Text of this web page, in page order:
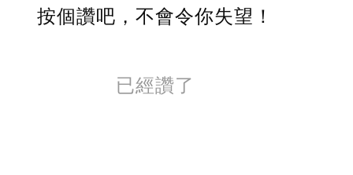
按個讚吧，不會令你失望！
已經讚了